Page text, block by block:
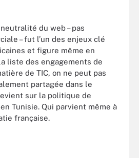
du web – pas
– fut l’un des enjeux clé
et figure même en
liste des engagements de
de TIC, on ne peut pas
partagée dans le
sur la politique de
Tunisie. Qui parvient même à
française.